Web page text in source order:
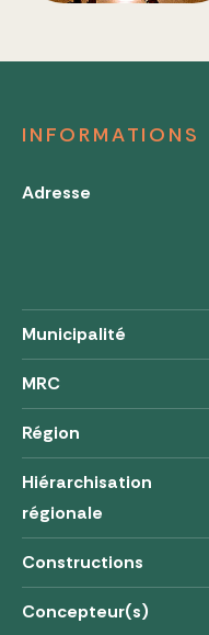
INFORMATIONS
Adresse
Municipalité
MRC
Région
Hiérarchisation
régionale
Constructions
Concepteur(s)